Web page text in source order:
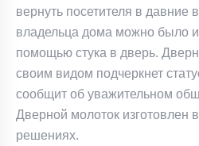
вернуть посетителя в давние
владельца дома можно было
помощью стука в дверь.
своим видом подчеркнет
сообщит об уважительном
Дверной молоток изготовлен
решениях.